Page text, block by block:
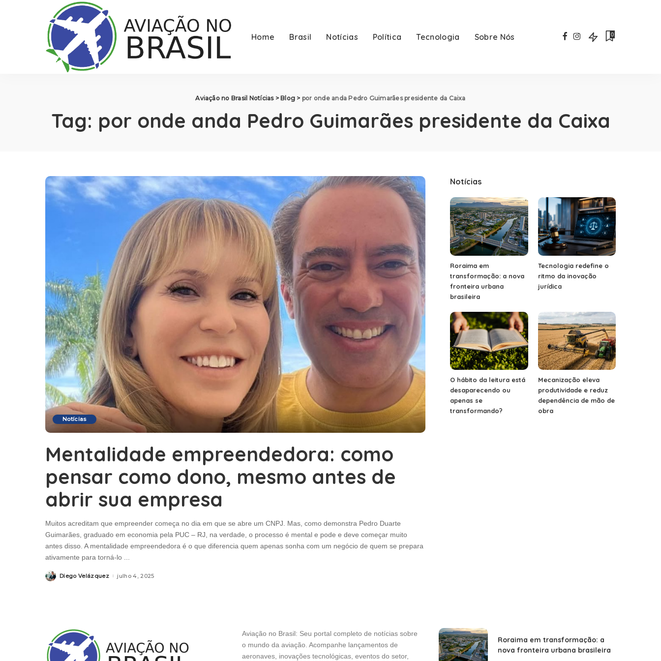
Home Brasil Notícias Política Tecnologia Sobre Nós 0
Aviação no Brasil Notícias> Blog > por onde anda Pedro Guimarães presidente da Caixa
Tag: por onde anda Pedro Guimarães presidente da Caixa
Notícias
Mentalidade empreendedora: como
pensar como dono, mesmo antes de
abrir sua empresa
Muitos acreditam que empreender começa no dia em que se abre um CNPJ. Mas, como demonstra Pedro Duarte
Guimarães, graduado em economia pela PUC – RJ, na verdade, o processo é mental e pode e deve começar muito
antes disso. A mentalidade empreendedora é o que diferencia quem apenas sonha com um negócio de quem se prepara
ativamente para torná-lo ...
Posted
by
Diego Velázquez julho 4, 2025
Notícias
Roraima em
transformação: a nova
fronteira urbana
brasileira
Tecnologia redefine o
ritmo da inovação
jurídica
O hábito da leitura está
desaparecendo ou
apenas se
transformando?
Mecanização eleva
produtividade e reduz
dependência de mão de
obra
Aviação no Brasil: Seu portal completo de notícias sobre
o mundo da aviação. Acompanhe lançamentos de
aeronaves, inovações tecnológicas, eventos do setor,
Roraima em transformação: a
nova fronteira urbana brasileira